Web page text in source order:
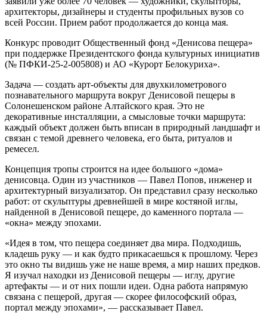
архитекторы, дизайнеры и студенты профильных вузов со
всей России. Прием работ продолжается до конца мая.
Конкурс проводит Общественный фонд «Денисова пещера»
при поддержке Президентского фонда культурных инициатив
(№ ПФКИ-25-2-005808) и АО «Курорт Белокуриха».
Задача — создать арт-объекты для двухкилометрового
познавательного маршрута вокруг Денисовой пещеры в
Солонешенском районе Алтайского края. Это не
декоративные инсталляции, а смысловые точки маршрута:
каждый объект должен быть вписан в природный ландшафт и
связан с темой древнего человека, его быта, ритуалов и
ремесел.
Концепция тропы строится на идее большого «дома»
денисовца. Один из участников — Павел Попов, инженер и
архитектурный визуализатор. Он представил сразу несколько
работ: от скульптуры древнейшей в мире костяной иглы,
найденной в Денисовой пещере, до каменного портала —
«окна» между эпохами.
«Идея в том, что пещера соединяет два мира. Подходишь,
кладешь руку — и как будто прикасаешься к прошлому. Через
это окно ты видишь уже не наше время, а мир наших предков.
Я изучал находки из Денисовой пещеры — иглу, другие
артефакты — и от них пошли идеи. Одна работа напрямую
связана с пещерой, другая — скорее философский образ,
портал между эпохами», — рассказывает Павел.